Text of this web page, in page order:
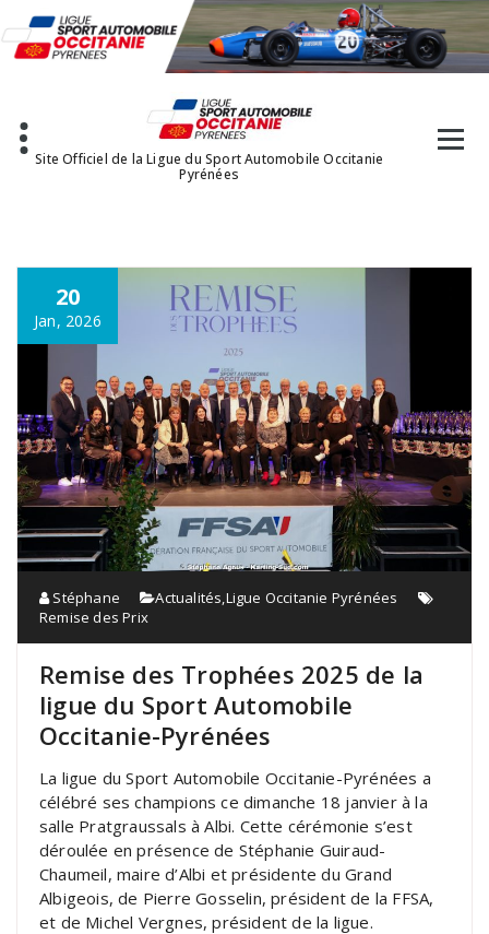
au
contenu
Site Officiel de la Ligue du Sport Automobile Occitanie
Pyrénées
20
Jan, 2026
Stéphane Actualités,Ligue Occitanie Pyrénées
Remise des Prix
Remise des Trophées 2025 de la
ligue du Sport Automobile
Occitanie-Pyrénées
La ligue du Sport Automobile Occitanie-Pyrénées a
célébré ses champions ce dimanche 18 janvier à la
salle Pratgraussals à Albi. Cette cérémonie s’est
déroulée en présence de Stéphanie Guiraud-
Chaumeil, maire d’Albi et présidente du Grand
Albigeois, de Pierre Gosselin, président de la FFSA,
et de Michel Vergnes, président de la ligue.